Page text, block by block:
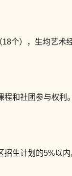
个），生均艺术
和社团参与权利
生计划的5%以